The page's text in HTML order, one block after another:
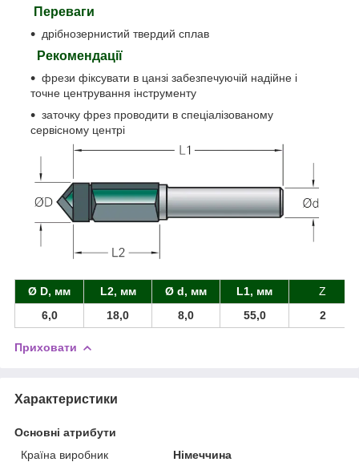
Переваги
дрібнозернистий твердий сплав
Рекомендації
фрези фіксувати в цанзі забезпечуючій надійне і
точне центрування інструменту
заточку фрез проводити в спеціалізованому
сервісному центрі
Ø D, мм L2, мм Ø d, мм L1, мм
Z
6,0
18,0 8,0 55,0 2
Приховати
Характеристики
Основні атрибути
Країна виробник
Німеччина